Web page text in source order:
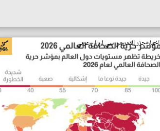
اخبار جزر القمر من سي ان ان عربي